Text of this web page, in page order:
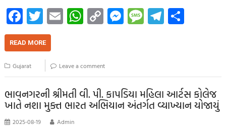
Fa
ce
b
o
o
k
T
wi
tt
er
E
m
W
h
s
A
p
p
C
o
y
Li
nk
M
es
g
er
M
es
e
Te
le
m
READ MORE
Gujarat Leave a comment
ભાવનગરની શ્રીમતી વી. પી. કાપડિયા મહિલા આર્ટસ કોલેજ
ખાતે નશા મુક્ત ભારત અભિયાન અંતર્ગત વ્યાખ્યાન યોજાયું
2025-08-19 Admin